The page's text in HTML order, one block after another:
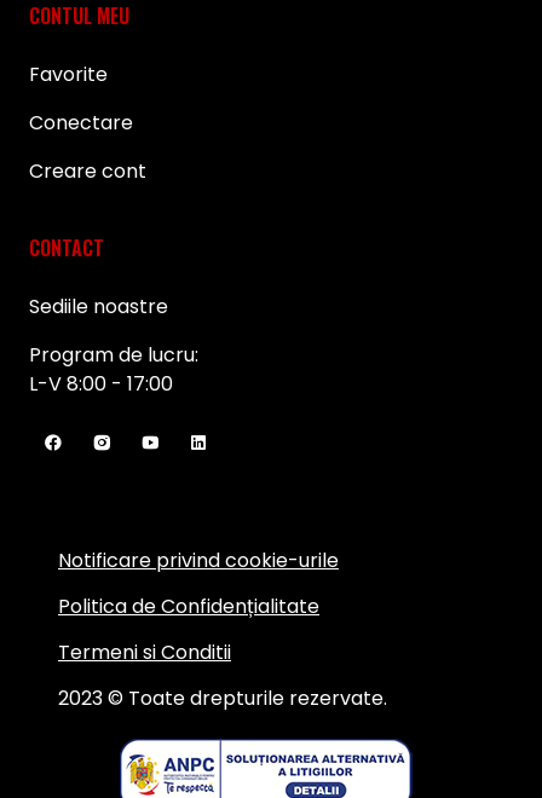
CONTUL MEU
Favorite
Conectare
Creare cont
CONTACT
Sediile noastre
Program de lucru:
L-V 8:00 - 17:00
2023 © Toate drepturile rezervate.
Notificare privind cookie-urile
Politica de Confidențialitate
Termeni si Conditii